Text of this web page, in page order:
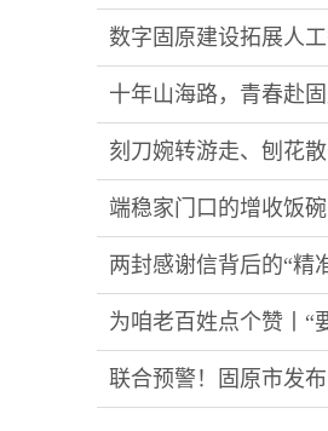
数字固原建设拓展人
十年山海路，青春赴
刻刀婉转游走、刨花
端稳家门口的增收饭碗
两封感谢信背后的“精
为咱老百姓点个赞丨“
联合预警！固原市发